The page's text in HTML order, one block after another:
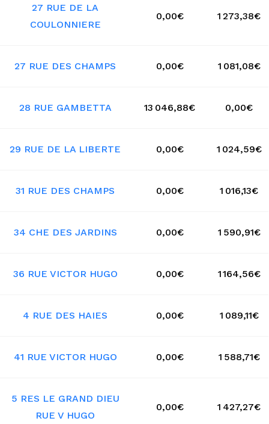
27 RUE DE LA
COULONNIERE
0,00€ 1 273,38€
27 RUE DES CHAMPS 0,00€ 1 081,08€
28 RUE GAMBETTA 13 046,88€ 0,00€
29 RUE DE LA LIBERTE 0,00€ 1 024,59€
31 RUE DES CHAMPS 0,00€ 1 016,13€
34 CHE DES JARDINS 0,00€ 1 590,91€
36 RUE VICTOR HUGO 0,00€ 1 164,56€
4 RUE DES HAIES 0,00€ 1 089,11€
41 RUE VICTOR HUGO 0,00€ 1 588,71€
5 RES LE GRAND DIEU
RUE V HUGO
0,00€ 1 427,27€